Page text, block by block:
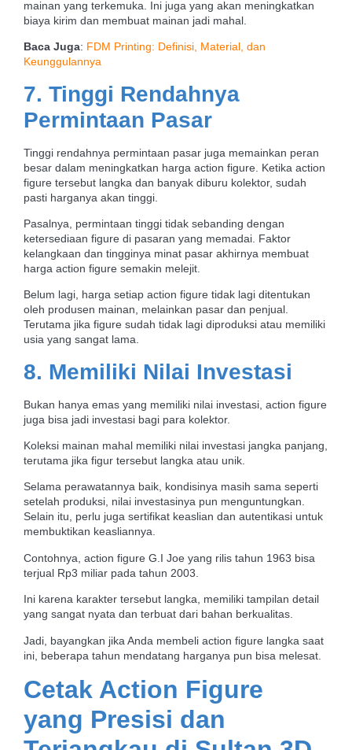
mainan yang terkemuka. Ini juga yang akan meningkatkan
biaya kirim dan membuat mainan jadi mahal.
Baca Juga: FDM Printing: Definisi, Material, dan
Keunggulannya
7. Tinggi Rendahnya
Permintaan Pasar
Tinggi rendahnya permintaan pasar juga memainkan peran
besar dalam meningkatkan harga action figure. Ketika action
figure tersebut langka dan banyak diburu kolektor, sudah
pasti harganya akan tinggi.
Pasalnya, permintaan tinggi tidak sebanding dengan
ketersediaan figure di pasaran yang memadai. Faktor
kelangkaan dan tingginya minat pasar akhirnya membuat
harga action figure semakin melejit.
Belum lagi, harga setiap action figure tidak lagi ditentukan
oleh produsen mainan, melainkan pasar dan penjual.
Terutama jika figure sudah tidak lagi diproduksi atau memiliki
usia yang sangat lama.
8. Memiliki Nilai Investasi
Bukan hanya emas yang memiliki nilai investasi, action figure
juga bisa jadi investasi bagi para kolektor.
Koleksi mainan mahal memiliki nilai investasi jangka panjang,
terutama jika figur tersebut langka atau unik.
Selama perawatannya baik, kondisinya masih sama seperti
setelah produksi, nilai investasinya pun menguntungkan.
Selain itu, perlu juga sertifikat keaslian dan autentikasi untuk
membuktikan keasliannya.
Contohnya, action figure G.I Joe yang rilis tahun 1963 bisa
terjual Rp3 miliar pada tahun 2003.
Ini karena karakter tersebut langka, memiliki tampilan detail
yang sangat nyata dan terbuat dari bahan berkualitas.
Jadi, bayangkan jika Anda membeli action figure langka saat
ini, beberapa tahun mendatang harganya pun bisa melesat.
Cetak Action Figure
yang Presisi dan